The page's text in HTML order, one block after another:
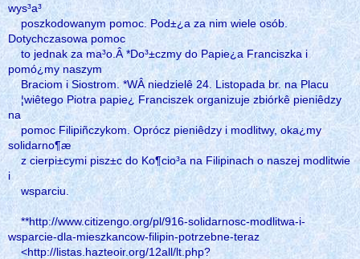
wys³a³
poszkodowanym pomoc. Pod±¿a za nim wiele osób.
Dotychczasowa pomoc
to jednak za ma³o.Â *Do³±czmy do Papie¿a Franciszka i
pomó¿my naszym
Braciom i Siostrom. *WÂ niedzielê 24. Listopada br. na Placu
¦wiêtego Piotra papie¿ Franciszek organizuje zbiórkê pieniêdzy
na
pomoc Filipiñczykom. Oprócz pieniêdzy i modlitwy, oka¿my
solidarno¶æ
z cierpi±cymi pisz±c do Ko¶cio³a na Filipinach o naszej modlitwie
i
wsparciu.
**http://www.citizengo.org/pl/916-solidarnosc-modlitwa-i-
wsparcie-dla-mieszkancow-filipin-potrzebne-teraz
<http://listas.hazteoir.org/12all/lt.php?